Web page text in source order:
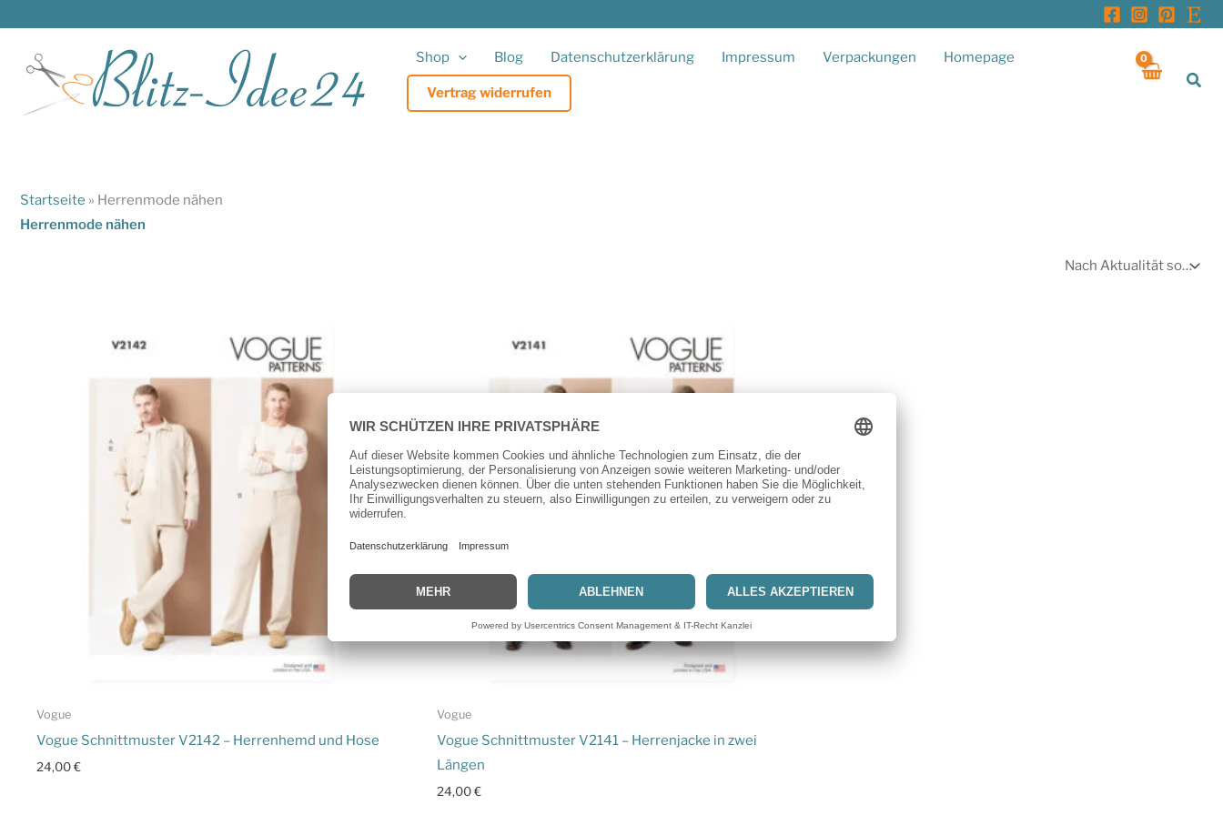
springen
Shop Blog Datenschutzerklärung Impressum Verpackungen Homepage
Vertrag widerrufen
Startseite » Herrenmode nähen
Herrenmode nähen
Vogue
Vogue Schnittmuster V2142 – Herrenhemd und Hose
24,00€
Vogue
Vogue Schnittmuster V2141 – Herrenjacke in zwei
Längen
24,00€